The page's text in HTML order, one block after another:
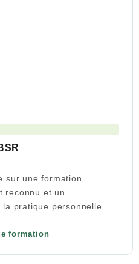
sur une formation
reconnu et un
pratique personnelle.
formation